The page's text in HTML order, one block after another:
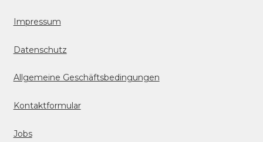
Impressum
Datenschutz
Allgemeine Geschäftsbedingungen
Kontaktformular
Jobs